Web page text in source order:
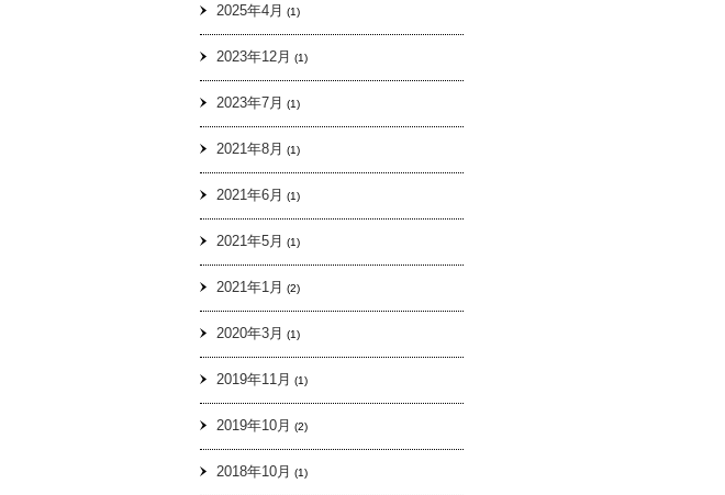
2025年4月 (1)
2023年12月 (1)
2023年7月 (1)
2021年8月 (1)
2021年6月 (1)
2021年5月 (1)
2021年1月 (2)
2020年3月 (1)
2019年11月 (1)
2019年10月 (2)
2018年10月 (1)